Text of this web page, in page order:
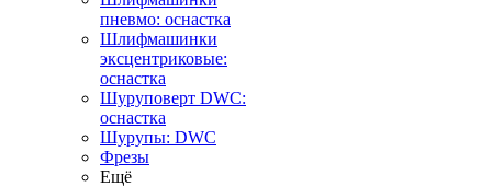
пневмо: оснастка
Шлифмашинки
эксцентриковые:
оснастка
Шуруповерт DWC:
оснастка
Шурупы: DWC
Фрезы
Ещё